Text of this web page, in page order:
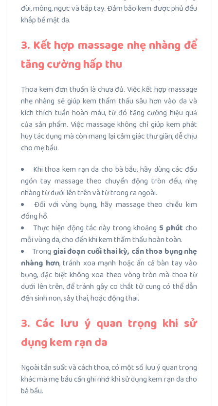
đùi, mông, ngực và bắp tay. Đảm bảo kem được phủ đều
khắp bề mặt da.
3. Kết hợp massage nhẹ nhàng để
tăng cường hấp thu
Thoa kem đơn thuần là chưa đủ. Việc kết hợp massage
nhẹ nhàng sẽ giúp kem thẩm thấu sâu hơn vào da và
kích thích tuần hoàn máu, từ đó tăng cường hiệu quả
của sản phẩm. Việc massage không chỉ giúp kem phát
huy tác dụng mà còn mang lại cảm giác thư giãn, dễ chịu
cho mẹ bầu.
Khi thoa kem rạn da cho bà bầu, hãy dùng các đầu
ngón tay massage theo chuyển động tròn đều, nhẹ
nhàng từ dưới lên trên và từ trong ra ngoài.
Đối với vùng bụng, hãy massage theo chiều kim
đồng hồ.
Thực hiện động tác này trong khoảng 5 phút cho
mỗi vùng da, cho đến khi kem thẩm thấu hoàn toàn.
Trong giai đoạn cuối thai kỳ, cần thoa bụng nhẹ
nhàng hơn, tránh xoa mạnh hoặc ấn cả bàn tay vào
bụng, đặc biệt không xoa theo vòng tròn mà thoa từ
dưới lên trên, để tránh gây co thắt tử cung có thể dẫn
đến sinh non, sảy thai, hoặc động thai.
3. Các lưu ý quan trọng khi sử
dụng kem rạn da
Ngoài tần suất và cách thoa, có một số lưu ý quan trọng
khác mà mẹ bầu cần ghi nhớ khi sử dụng kem rạn da cho
bà bầu.